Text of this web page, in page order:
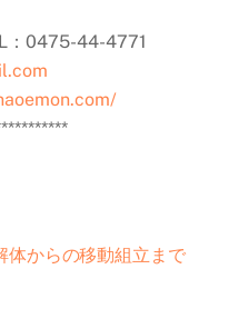
0475-44-4771
体からの移動組立まで